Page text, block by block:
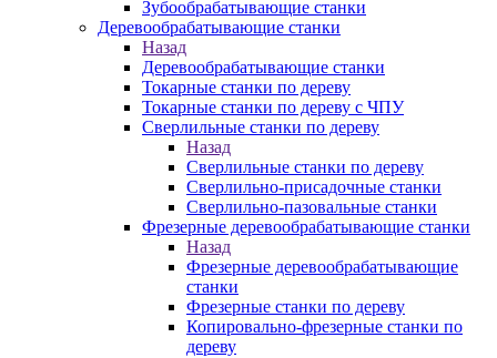
Зубообрабатывающие станки
Деревообрабатывающие станки
Назад
Деревообрабатывающие станки
Токарные станки по дереву
Токарные станки по дереву с ЧПУ
Сверлильные станки по дереву
Назад
Сверлильные станки по дереву
Сверлильно-присадочные станки
Сверлильно-пазовальные станки
Фрезерные деревообрабатывающие станки
Назад
Фрезерные деревообрабатывающие
станки
Фрезерные станки по дереву
Копировально-фрезерные станки по
дереву